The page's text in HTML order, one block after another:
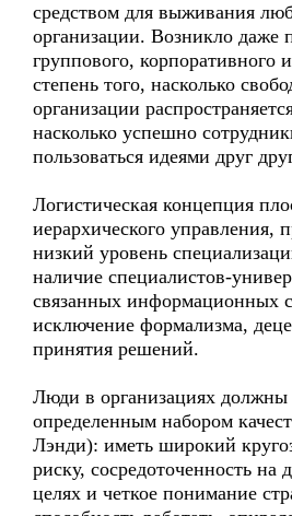
средством для выживания
организации. Возникло даже
группового, корпоративного
степень того, насколько
организации
насколько успешно
пользоваться идеями друг
Логистическая концепция
иерархического управления,
низкий уровень
наличие специалистов-
связанных информационных
исключение формализма,
принятия решений.
Люди в организациях должны
определенным набором
Лэнди): иметь широкий
риску, сосредоточенность на
целях и четкое понимание